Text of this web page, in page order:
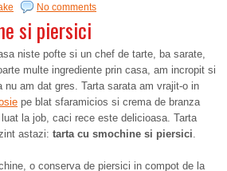
No comments
si piersici
niste pofte si un chef de tarte, ba sarate,
multe ingrediente prin casa, am incropit si
am dat gres. Tarta sarata am vrajit-o in
pe blat sfaramicios si crema de branza
la job, caci rece este delicioasa. Tarta
astazi: tarta cu smochine si piersici.
o conserva de piersici in compot de la